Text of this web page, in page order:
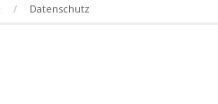
Datenschutz